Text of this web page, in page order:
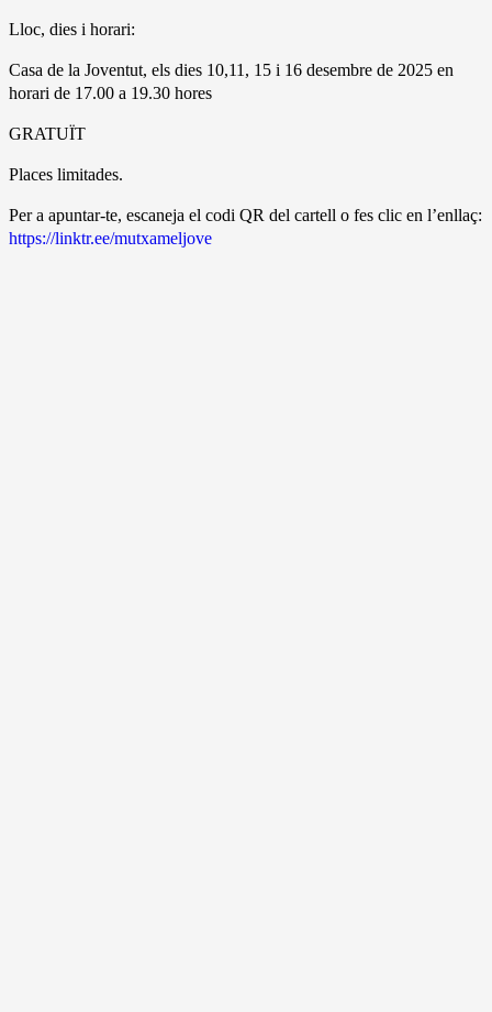
Lloc, dies i horari:
Casa de la Joventut, els dies 10,11, 15 i 16 desembre de 2025 en
horari de 17.00 a 19.30 hores
GRATUÏT
Places limitades.
Per a apuntar-te, escaneja el codi QR del cartell o fes clic en l’enllaç:
https://linktr.ee/mutxameljove